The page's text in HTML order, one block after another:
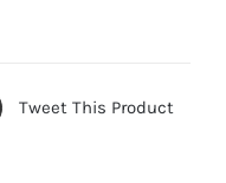
Tweet This Product